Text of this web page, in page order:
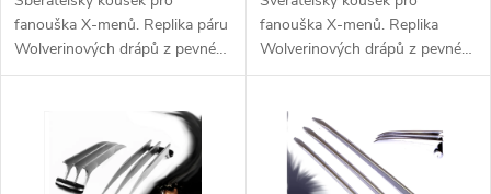
fanouška X-menů. Replika páru
Wolverinových drápů z pevné
nerezové oceli. Vhodný doplněk
fanouška X-menů. Replika
Wolverinových drápů z pevné
nerezové oceli. Vhodný doplněk